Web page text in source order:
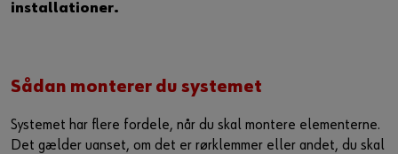
installationer.
Sådan monterer du systemet
Systemet har flere fordele, når du skal montere elementerne.
Det gælder uanset, om det er rørklemmer eller andet, du skal